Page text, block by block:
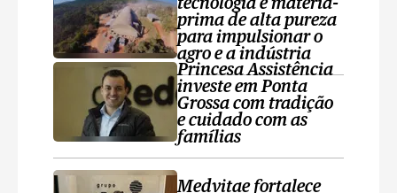
tecnologia e matéria-
prima de alta pureza
para impulsionar o
agro e a indústria
Princesa Assistência
investe em Ponta
Grossa com tradição
e cuidado com as
famílias
Medvitae fortalece